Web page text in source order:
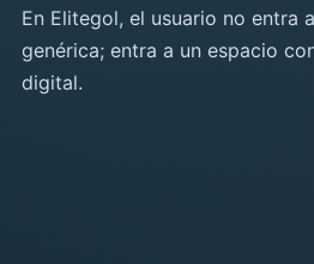
En Elitegol, el usuario no entra
genérica; entra a un espacio
digital.